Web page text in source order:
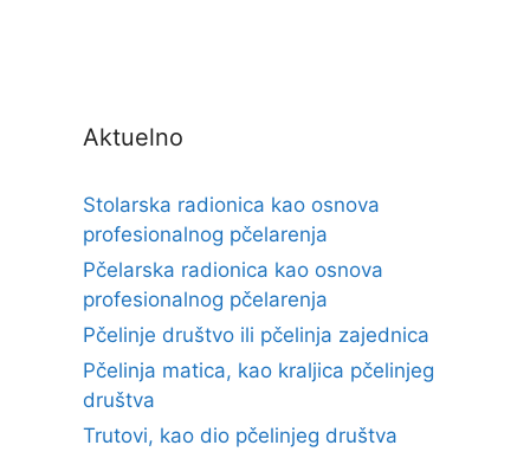
Aktuelno
Stolarska radionica kao osnova
profesionalnog pčelarenja
Pčelarska radionica kao osnova
profesionalnog pčelarenja
Pčelinje društvo ili pčelinja zajednica
Pčelinja matica, kao kraljica pčelinjeg
društva
Trutovi, kao dio pčelinjeg društva